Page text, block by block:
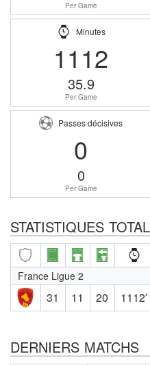
Per Game
Minutes
1112
35.9
Per Game
Passes décisives
0
0
Per Game
STATISTIQUES
France Ligue 2
31 11 20 1112′
DERNIERS MATCHS